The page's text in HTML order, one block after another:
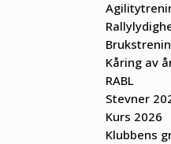
Kåring av
RABL
Stevner
Kurs 2026
Klubbens